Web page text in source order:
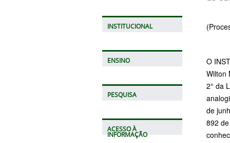
INSTITUCIONAL
ENSINO
PESQUISA
ACESSO À
INFORMAÇÃO
O
Wilton
2° da
de
892